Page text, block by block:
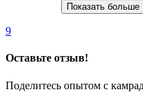
Показать больше
9
Оставьте отзыв!
Поделитесь опытом с